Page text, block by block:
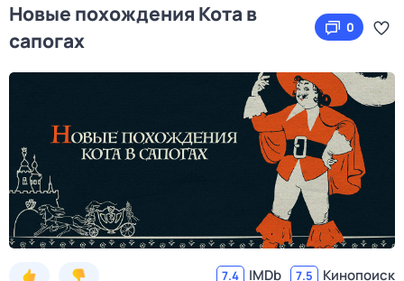
Новые похождения Кота в
сапогах
0
7.4 IMDb 7.5 Кинопоиск